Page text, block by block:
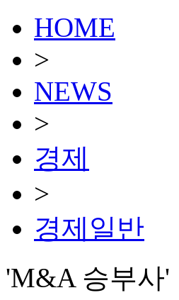
HOME
>
NEWS
>
경제
>
경제일반
'M&A 승부사'